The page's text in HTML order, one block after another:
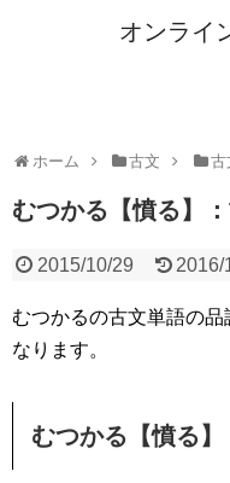
オンライ
ホーム 古文 古
むつかる【憤る】
2015/10/29 2016/
むつかるの古文単語の
なります。
むつかる【憤る